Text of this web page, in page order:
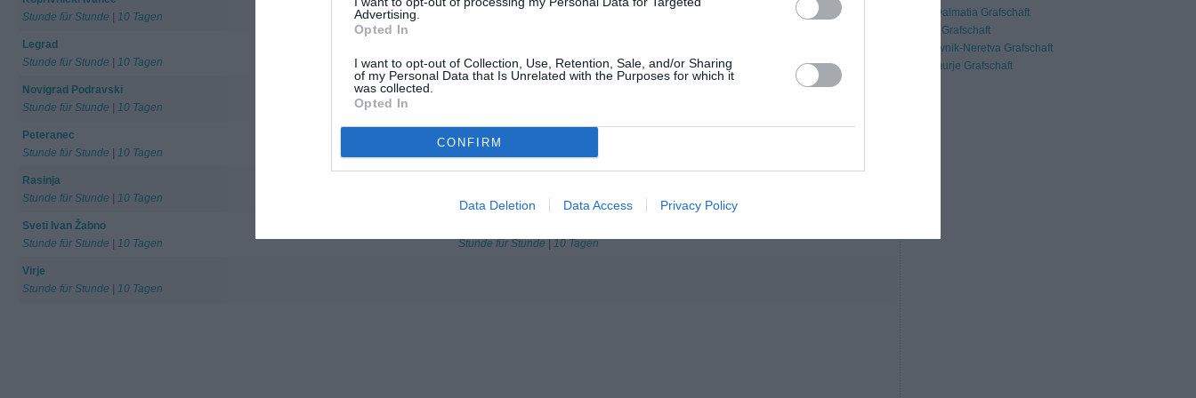
Advertising.
Opted In
I want to opt-out of Collection, Use, Retention, Sale, and/or Sharing
of my Personal Data that Is Unrelated with the Purposes for which it
was collected.
Opted In
CONFIRM
Data Deletion Data Access Privacy Policy
Stunde für Stunde
10 Tagen
Legrad
Stunde für Stunde
10 Tagen
Stunde für Stunde| 10 Tagen
Novigrad Podravski
Stunde für Stunde
10 Tagen
Peteranec
Stunde für Stunde
10 Tagen
Podravske Sesvete
10 Tagen
Rasinja
Stunde für Stunde
10 Tagen
Stunde für Stunde
| 10 Tagen
Sveti Ivan Žabno
Stunde für Stunde
10 Tagen
Stunde für Stunde
10 Tagen
Virje
Stunde für Stunde
10 Tagen
Split-Dalmatia Grafschaft
Istrien Grafschaft
Dubrovnik-Neretva Grafschaft
Medimurje Grafschaft